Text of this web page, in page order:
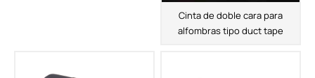
Cinta de doble cara para
alfombras tipo duct tape